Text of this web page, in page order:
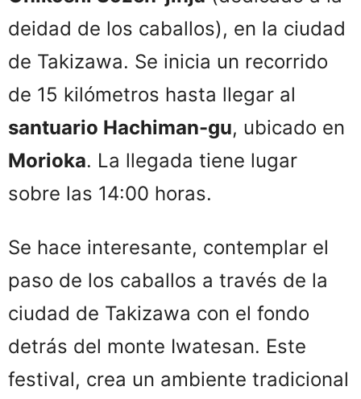
deidad de los caballos), en la ciudad
de Takizawa. Se inicia un recorrido
de 15 kilómetros hasta llegar al
santuario Hachiman-gu, ubicado en
Morioka. La llegada tiene lugar
sobre las 14:00 horas.
Se hace interesante, contemplar el
paso de los caballos a través de la
ciudad de Takizawa con el fondo
detrás del monte Iwatesan. Este
festival, crea un ambiente tradicional